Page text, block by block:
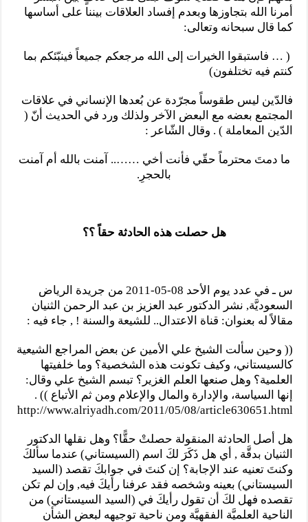
أمرنا الله بتجاوزها وبعدم إفساد العلاقات بيننا على أساسها
كما قال سبحانه وتعالى:
( … فاستبقوا الخيرات إلى الله مرجعكم جميعاً فينبّئكم بما
كنتم فيه تختلفون)
فالدّين ليس طقوساً مجرّدة عن بُعدها الإنساني في علاقات
المجتمع بعضه مع البعض الآخر ولذلك ورد في الحديث أنّ (
الدّين المعاملة ) . وقال الشّاعر :
ما دمتَ محترماً حقّي فأنت أخي …….. آمنت بالله أم آمنت
بالحجرِ.
هل حصلت هذه الحادثة حقاً ؟؟
س ـ في عدد يوم الأحد 08-05-2011 من جريدة الرياض
السعوديَّة, نشر الدكتور عبد العزيز بن عبد الرحمن الثنيان
مقالاً له بعنوان: قناة الاعتدال.. للشيعة والسنة ! , جاء فيه :
(( وحين سألت الشيخ علي الأمين عن بعض المراجع الشيعية
كالسيستاني، وكيف تكونت هذه الشخصية؟ وما خلفيتها
العلمية؟ وهل صنعها العلم الغزير؟ تبسم الشيخ علي وقال:
إنها السياسة، والإدارة والمال والإعلام ومن ثم الأتباع )) .
http://www.alriyadh.com/2011/05/08/article630651.html
هل أصل الحادثة المنقولة حصلتْ حقًّا؟ وهل نقلها الدكتور
الثنيان بدقَّة , أي هل ذَكَرَ لكَ اسم (السيستاني) عندما سألكَ
وكنتَ تعنيه عند الإجابة؟ إن كنتَ في جوابكَ تقصد (السيد
السيستاني) بعينه وشخصه فقد عرفنا رأيكَ فيه, وإن لم تكن
تقصده فهل لكَ أن تقول رأيكَ في (السيد السيستاني) من
الناحية العلميَّة الفقهيَّة ومن ناحية توجيهه لبعض الشأن